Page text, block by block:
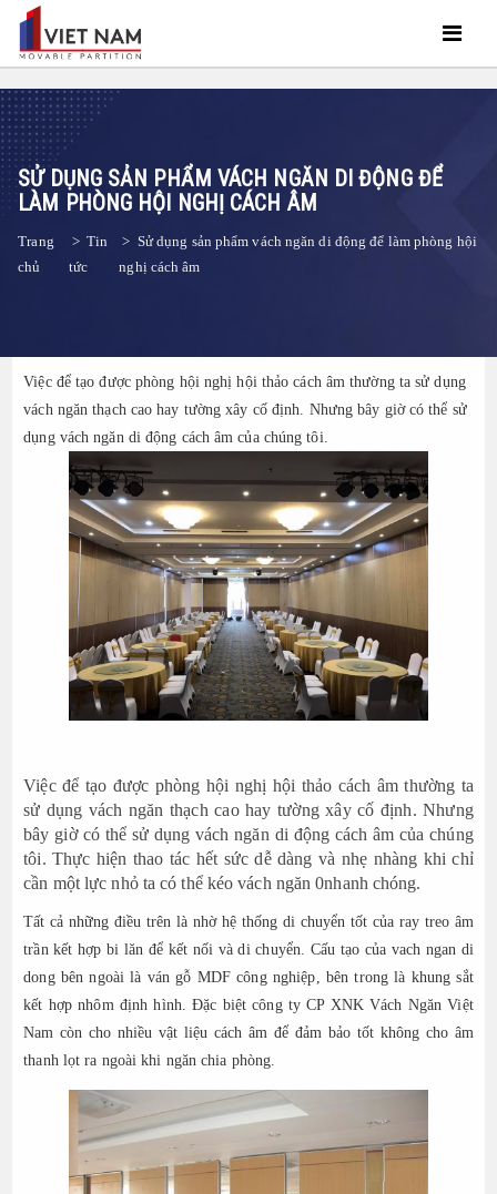
SỬ DỤNG SẢN PHẨM VÁCH NGĂN DI ĐỘNG ĐỂ
LÀM PHÒNG HỘI NGHỊ CÁCH ÂM
Trang
chủ
>Tin
tức
> Sử dụng sản phẩm vách ngăn di động để làm phòng hội
nghị cách âm
Việc để tạo được phòng hội nghị hội thảo cách âm thường ta sử dụng
vách ngăn thạch cao hay tường xây cố định. Nhưng bây giờ có thể sử
dụng vách ngăn di động cách âm của chúng tôi.
Việc để tạo được phòng hội nghị hội thảo cách âm thường ta
sử dụng vách ngăn thạch cao hay tường xây cố định. Nhưng
bây giờ có thể sử dụng vách ngăn di động cách âm của chúng
tôi. Thực hiện thao tác hết sức dễ dàng và nhẹ nhàng khi chỉ
cần một lực nhỏ ta có thể kéo vách ngăn 0nhanh chóng.
Tất cả những điều trên là nhờ hệ thống di chuyển tốt của ray treo âm
trần kết hợp bi lăn để kết nối và di chuyển. Cấu tạo của vach ngan di
dong bên ngoài là ván gỗ MDF công nghiệp, bên trong là khung sắt
kết hợp nhôm định hình. Đặc biệt công ty CP XNK Vách Ngăn Việt
Nam còn cho nhiều vật liệu cách âm để đảm bảo tốt không cho âm
thanh lọt ra ngoài khi ngăn chia phòng.